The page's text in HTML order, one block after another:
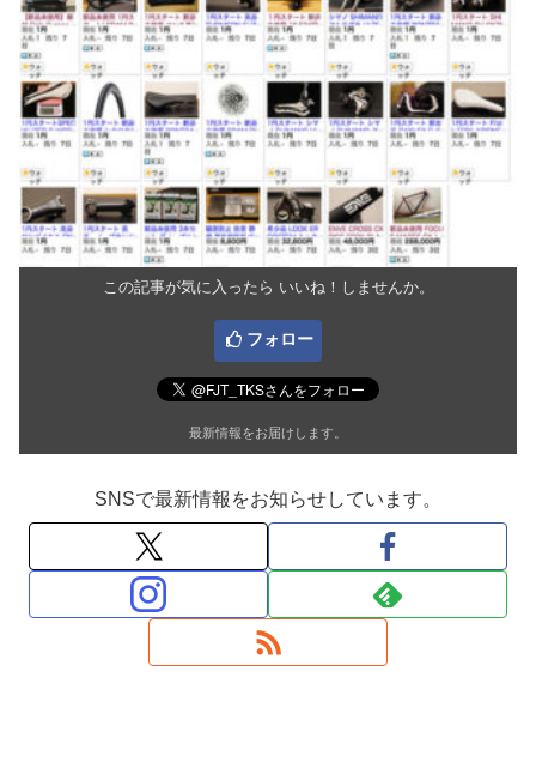
この記事が気に入ったら いいね！しませんか。
フォロー
最新情報をお届けします。
SNSで最新情報をお知らせしています。